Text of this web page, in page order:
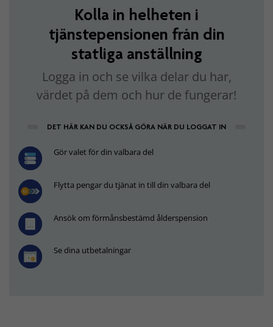
Kolla in helheten i
tjänstepensionen från din
statliga anställning
Logga in och se vilka delar du har,
värdet på dem och hur de fungerar!
DET HÄR KAN DU OCKSÅ GÖRA NÄR DU LOGGAT IN
Gör valet för din valbara del
Flytta pengar du tjänat in till din valbara del
Ansök om förmånsbestämd ålderspension
Se dina utbetalningar